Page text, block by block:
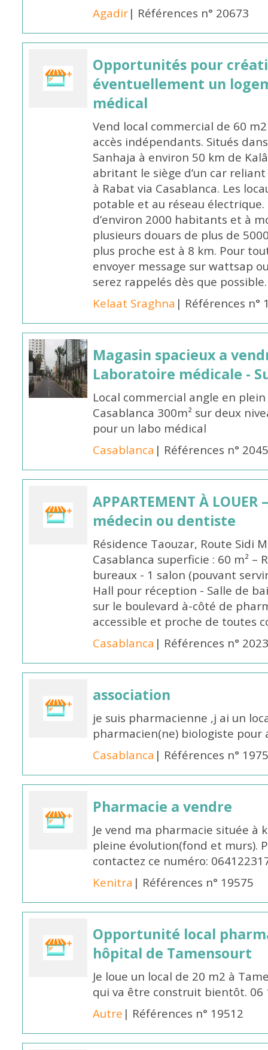
Agadir| Références n° 20673
Opportunités pour
éventuellement un
médical
Vend local commercial de 60
accès indépendants. Situés
Sanhaja à environ 50 km de
abritant le siège d’un car
à Rabat via Casablanca. Les
potable et au réseau
d’environ 2000 habitants et à
plusieurs douars de plus de
plus proche est à 8 km. Pour
envoyer message sur wattsap
serez rappelés dès que possible.
Kelaat Sraghna | Références n°
Magasin spacieux a
Laboratoire médicale -
Local commercial angle en
Casablanca 300m² sur deux
pour un labo médical
Casablanca | Références n°
APPARTEMENT À
médecin ou dentiste
Résidence Taouzar, Route Sidi
Casablanca superficie : 60 m² –
bureaux - 1 salon (pouvant
Hall pour réception - Salle de
sur le boulevard à-côté de
accessible et proche de toutes
Casablanca | Références n°
association
je suis pharmacienne ,j ai un
pharmacien(ne) biologiste pour
Casablanca | Références n°
Pharmacie a vendre
Je vend ma pharmacie située
pleine évolution(fond et murs).
contactez ce numéro:
Kenitra | Références n° 19575
Opportunité local
hôpital de Tamensourt
Je loue un local de 20 m2 à
qui va être construit bientôt. 06
Autre | Références n° 19512